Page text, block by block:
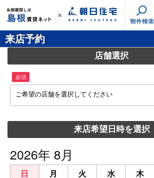
物件検索
来店予約
店舗選択
必須
ご希望の店舗を選択してください
来店希望日時を選択
2026年 8月
日 月 火 水 木